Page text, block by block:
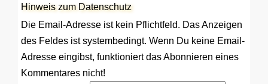
Hinweis zum Datenschutz
Die Email-Adresse ist kein Pflichtfeld. Das Anzeigen
des Feldes ist systembedingt. Wenn Du keine Email-
Adresse eingibst, funktioniert das Abonnieren eines
Kommentares nicht!